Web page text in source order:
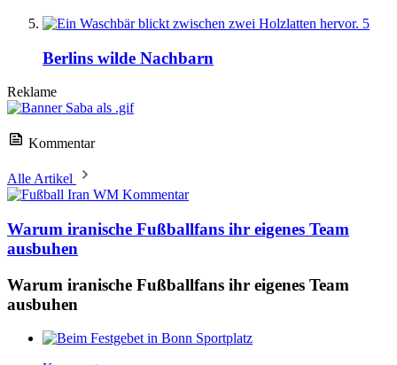
5
Berlins wilde Nachbarn
Reklame
Kommentar
Alle Artikel
Kommentar
Warum iranische Fußballfans ihr eigenes Team
ausbuhen
Warum iranische Fußballfans ihr eigenes Team
ausbuhen